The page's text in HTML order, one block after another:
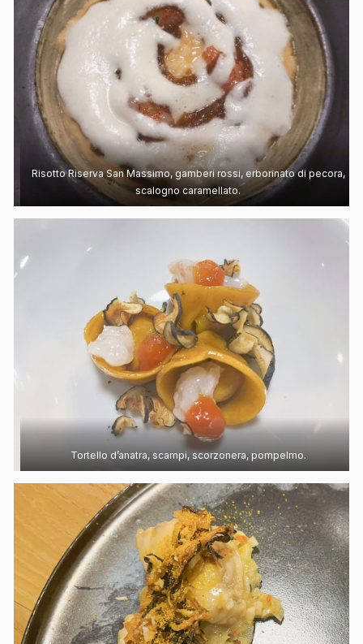
Risotto Riserva San Massimo, gamberi rossi, erborinato di pecora,
scalogno caramellato.
Tortello d’anatra, scampi, scorzonera, pompelmo.